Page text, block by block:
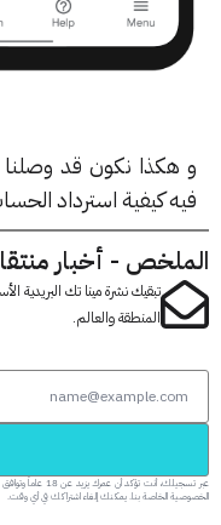
نكون قد وصلنا إلى
كيفية استرداد الحساب
- أخبار منتقاة
تبقيك نشرة مينا تك البريدية
المنطقة والعالم.
عبر تسجيلك، أنت تؤكد أن عمرك
الخاصة بنا. يمكنك إلغاء اشتراكك في أي وقت.